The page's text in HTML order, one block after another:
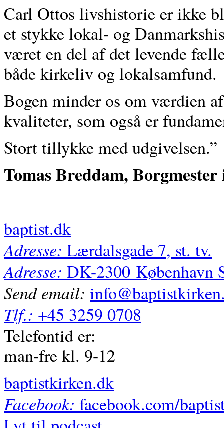
Carl Ottos livshistorie er ikke
et stykke lokal- og
været en del af det levende
både kirkeliv og lokalsamfund.
Bogen minder os om værdien
kvaliteter, som også er
Stort tillykke med udgivelsen.”
Tomas Breddam,
baptist.dk
Adresse: Lærdalsgade 7, st. tv.
Adresse: DK-2300 København
Send email:
Tlf.: +45 3259 0708
Telefontid er:
man-fre kl. 9-12
baptistkirken.dk
Facebook: facebook.com/